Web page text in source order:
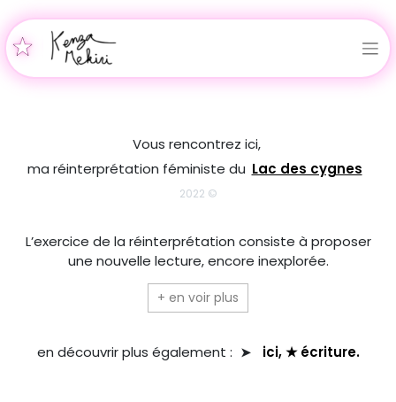
Vous rencontrez ici,
ma réinterprétation féministe du Lac des cygnes
2022 ©
L’exercice de la réinterprétation consiste à proposer
une nouvelle lecture, encore inexplorée.
+ en voir plus
en découvrir plus également : ➤ ici, ★ écriture.